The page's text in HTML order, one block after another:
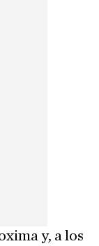
y, a los